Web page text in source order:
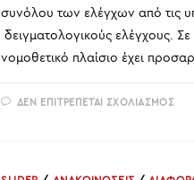
συνόλου των ελέγχων από τις
δειγματολογικούς ελέγχους.
νομοθετικό πλαίσιο έχει
ΔΕΝ ΕΠΙΤΡΈΠΕΤΑΙ ΣΧΟΛΙΑΣΜΌΣΣΤΟ
ΚΑΙ